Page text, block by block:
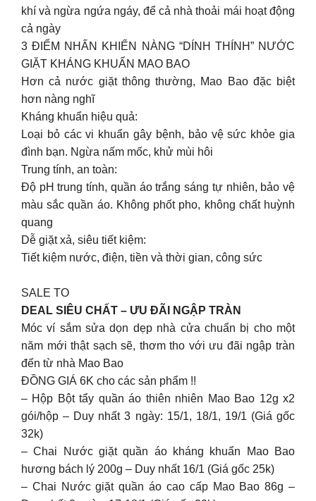
khí và ngừa ngứa ngáy, để cả nhà thoải mái hoạt động
cả ngày
3 ĐIỂM NHẤN KHIẾN NÀNG “DÍNH THÍNH” NƯỚC
GIẶT KHÁNG KHUẨN MAO BAO
Hơn cả nước giặt thông thường, Mao Bao đặc biệt
hơn nàng nghĩ
Kháng khuẩn hiệu quả:
Loại bỏ các vi khuẩn gây bệnh, bảo vệ sức khỏe gia
đình bạn. Ngừa nấm mốc, khử mùi hôi
Trung tính, an toàn:
Độ pH trung tính, quần áo trắng sáng tự nhiên, bảo vệ
màu sắc quần áo. Không phốt pho, không chất huỳnh
quang
Dễ giặt xả, siêu tiết kiệm:
Tiết kiệm nước, điện, tiền và thời gian, công sức
SALE TO
DEAL SIÊU CHẤT – ƯU ĐÃI NGẬP TRÀN
Móc ví sắm sửa dọn dẹp nhà cửa chuẩn bị cho một
năm mới thật sạch sẽ, thơm tho với ưu đãi ngập tràn
đến từ nhà Mao Bao
ĐỒNG GIÁ 6K cho các sản phẩm !!
– Hộp Bột tẩy quần áo thiên nhiên Mao Bao 12g x2
gói/hộp – Duy nhất 3 ngày: 15/1, 18/1, 19/1 (Giá gốc
32k)
– Chai Nước giặt quần áo kháng khuẩn Mao Bao
hương bách lý 200g – Duy nhất 16/1 (Giá gốc 25k)
– Chai Nước giặt quần áo cao cấp Mao Bao 86g –